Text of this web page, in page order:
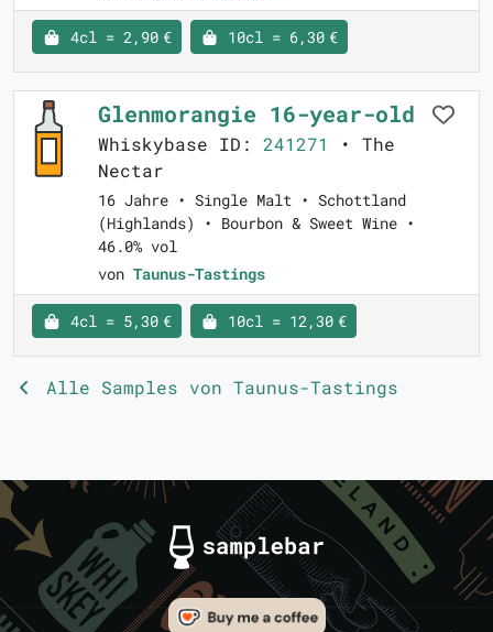
4cl = 2,90 € 10cl = 6,30 €
Glenmorangie 16-year-old
Whiskybase ID: 241271
• The
Nectar
16 Jahre • Single Malt • Schottland
(Highlands) • Bourbon & Sweet Wine •
46.0% vol
von Taunus-Tastings
4cl = 5,30 € 10cl = 12,30 €
Alle Samples von Taunus-Tastings